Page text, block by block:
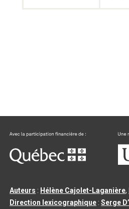
Auteurs : Hélène Cajolet-Laganière,
Direction lexicographique :Serge